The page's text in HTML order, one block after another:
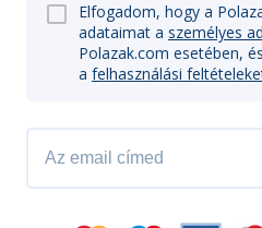
Elfogadom, hogy a
adataimat a személyes
Polazak.com esetében,
a felhasználási